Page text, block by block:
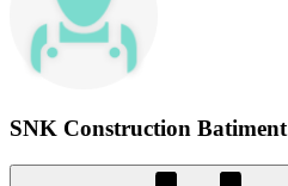
SNK Construction Batiment